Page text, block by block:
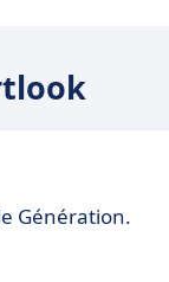
Génération.